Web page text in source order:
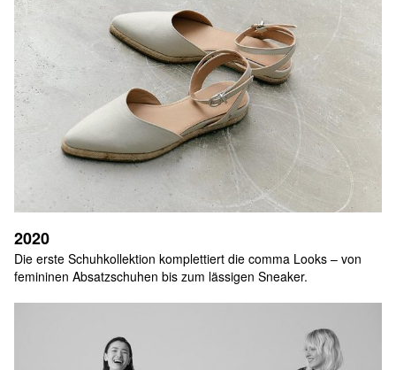
2020
Die erste Schuhkollektion komplettiert die comma Looks – von
femininen Absatzschuhen bis zum lässigen Sneaker.